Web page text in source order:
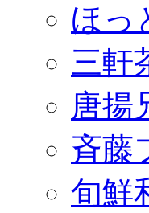
ほっ
三軒
唐揚
斉藤
旬鮮